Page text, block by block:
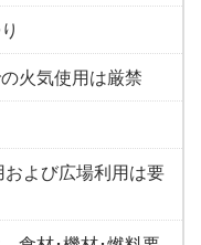
火気使用は厳禁
よび広場利用は要